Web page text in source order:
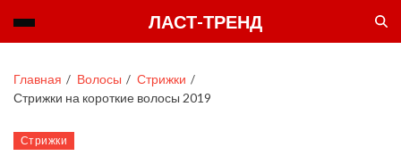
ЛАСТ-ТРЕНД
Главная Волосы
Стрижки
Стрижки на короткие волосы 2019
Стрижки